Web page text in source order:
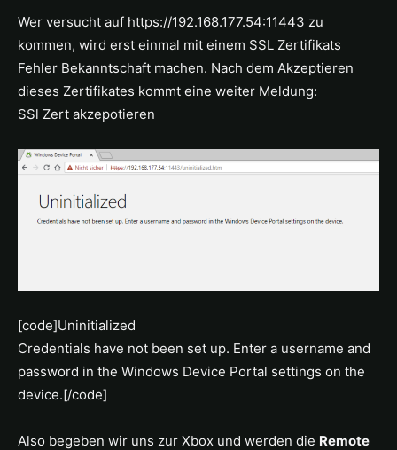
Wer versucht auf https://192.168.177.54:11443 zu
kommen, wird erst einmal mit einem SSL Zertifikats
Fehler Bekanntschaft machen. Nach dem Akzeptieren
dieses Zertifikates kommt eine weiter Meldung:
SSl Zert akzepotieren
[code]Uninitialized
Credentials have not been set up. Enter a username and
password in the Windows Device Portal settings on the
device.[/code]
Also begeben wir uns zur Xbox und werden die Remote